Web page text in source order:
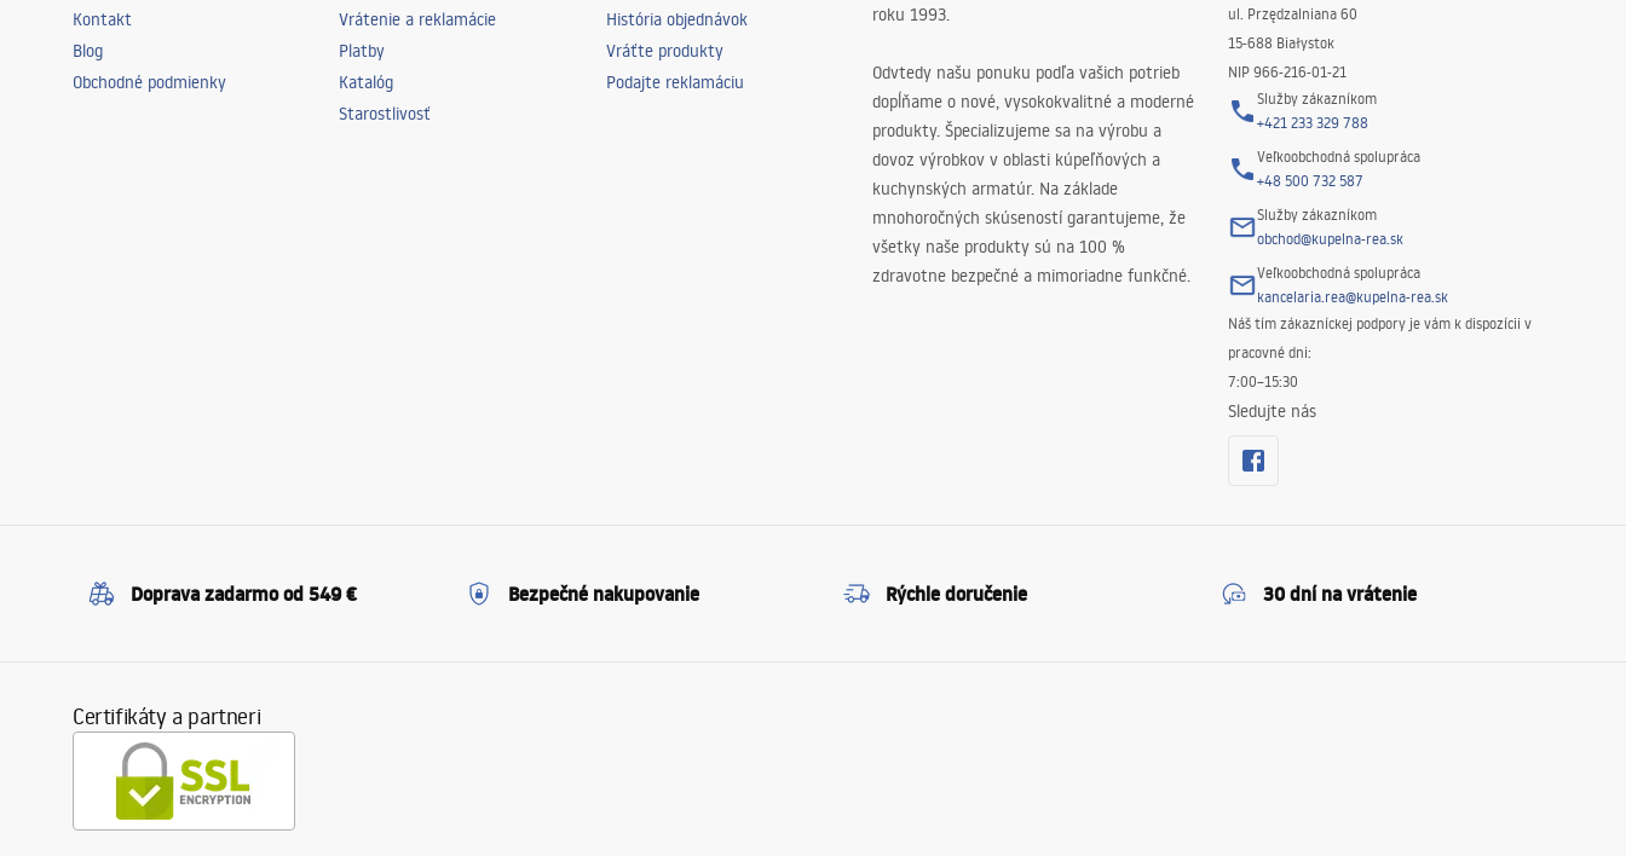
Kontakt
Blog
Obchodné podmienky
Vrátenie a reklamácie
Platby
Katalóg
Starostlivosť
História objednávok
Vráťte produkty
Podajte reklamáciu
roku 1993.
Odvtedy našu ponuku podľa vašich potrieb
dopĺňame o nové, vysokokvalitné a moderné
produkty. Špecializujeme sa na výrobu a
dovoz výrobkov v oblasti kúpeľňových a
kuchynských armatúr. Na základe
mnohoročných skúseností garantujeme, že
všetky naše produkty sú na 100 %
zdravotne bezpečné a mimoriadne funkčné.
ul. Przędzalniana 60
15-688 Białystok
NIP 966-216-01-21
Služby zákazníkom
+421 233 329 788
Veľkoobchodná spolupráca
+48 500 732 587
Služby zákazníkom
obchod@kupelna-rea.sk
Veľkoobchodná spolupráca
kancelaria.rea@kupelna-rea.sk
Náš tím zákazníckej podpory je vám k dispozícii v
pracovné dni:
7:00–15:30
Sledujte nás
Doprava zadarmo od 549 € Bezpečné nakupovanie Rýchle doručenie 30 dní na vrátenie
Certifikáty a partneri